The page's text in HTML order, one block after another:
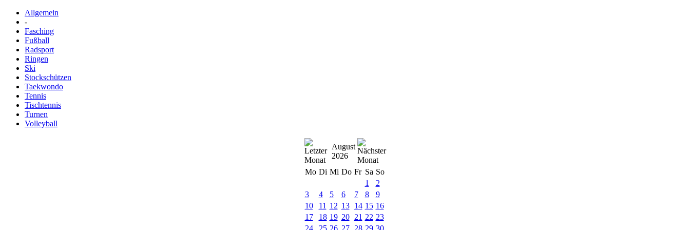
Allgemein
-
Fasching
Fußball
Radsport
Ringen
Ski
Stockschützen
Taekwondo
Tennis
Tischtennis
Turnen
Volleyball
August
2026
Mo Di Mi Do Fr Sa So
1
2
3
4 5 6 7 8
9
10
11 12 13 14 15 16
17
18 19 20 21 22 23
24
25 26 27 28 29 30